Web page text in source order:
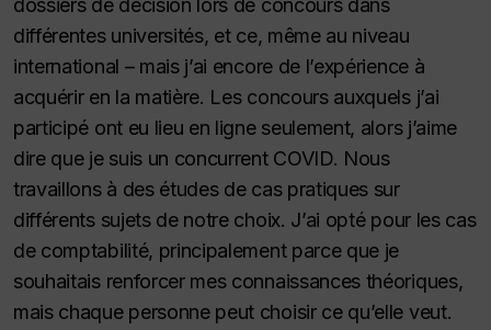
dossiers de décision lors de concours dans
différentes universités, et ce, même au niveau
international – mais j’ai encore de l’expérience à
acquérir en la matière. Les concours auxquels j’ai
participé ont eu lieu en ligne seulement, alors j’aime
dire que je suis un concurrent COVID. Nous
travaillons à des études de cas pratiques sur
différents sujets de notre choix. J’ai opté pour les cas
de comptabilité, principalement parce que je
souhaitais renforcer mes connaissances théoriques,
mais chaque personne peut choisir ce qu’elle veut.